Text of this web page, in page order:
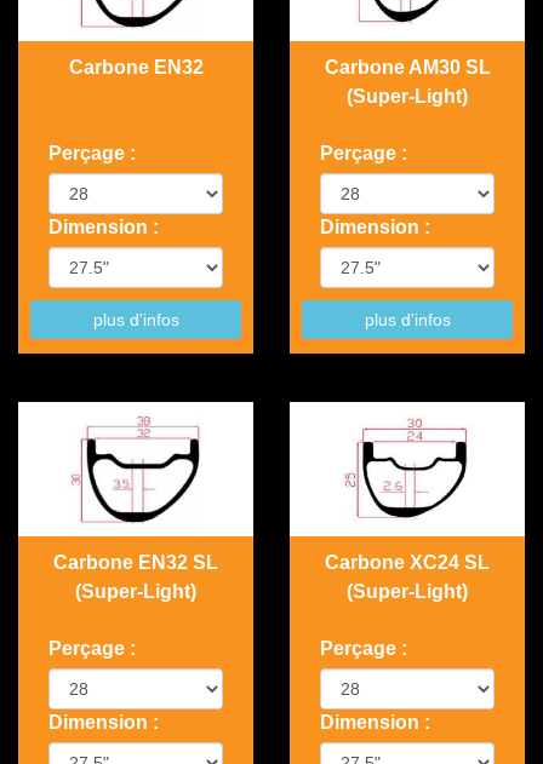
Carbone EN32
Perçage :
Dimension :
plus d'infos
Carbone AM30 SL
(Super-Light)
Perçage :
Dimension :
plus d'infos
Carbone EN32 SL
(Super-Light)
Perçage :
Dimension :
Carbone XC24 SL
(Super-Light)
Perçage :
Dimension :